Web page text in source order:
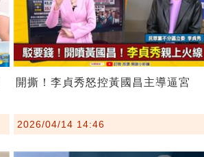
開撕！李貞秀怒控黃國昌主導逼宮
2026/04/14 14:46